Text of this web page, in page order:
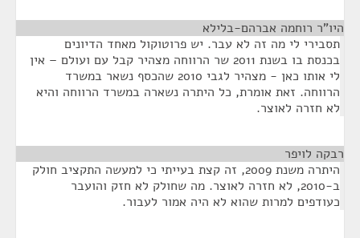
היו"ר רוחמה אברהם-בלילא
תסבירי לי מה זה לא עבר. יש פרוטוקול מאחד הדיונים
בכנסת בו בשנת 2011 שר הרווחה מצהיר קבל עם ועולם – אין
לי אותו כאן - מצהיר לגבי 2010 שהכסף נשאר במשרד
הרווחה. זאת אומרת, כל היתרה נשארה במשרד הרווחה והיא
לא חזרה לאוצר.
רבקה לויפר
היתרה משנת 2009, זה קצת בעייתי כי למעשה התקציב חולק
ב-2010, לא חזרה לאוצר. מה שחולק לא חזק והועבר
כעודפים למרות שהוא לא היה אמור לעבור.